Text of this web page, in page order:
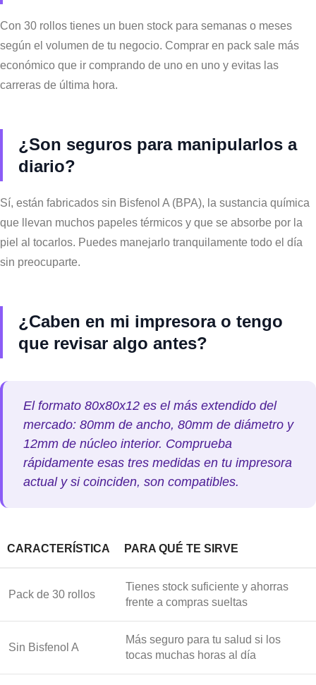
Con 30 rollos tienes un buen stock para semanas o meses
según el volumen de tu negocio. Comprar en pack sale más
económico que ir comprando de uno en uno y evitas las
carreras de última hora.
¿Son seguros para manipularlos a
diario?
Sí, están fabricados sin Bisfenol A (BPA), la sustancia química
que llevan muchos papeles térmicos y que se absorbe por la
piel al tocarlos. Puedes manejarlo tranquilamente todo el día
sin preocuparte.
¿Caben en mi impresora o tengo
que revisar algo antes?
El formato 80x80x12 es el más extendido del
mercado: 80mm de ancho, 80mm de diámetro y
12mm de núcleo interior. Comprueba
rápidamente esas tres medidas en tu impresora
actual y si coinciden, son compatibles.
CARACTERÍSTICA PARA QUÉ TE SIRVE
Pack de 30 rollos
Tienes stock suficiente y ahorras
frente a compras sueltas
Sin Bisfenol A
Más seguro para tu salud si los
tocas muchas horas al día